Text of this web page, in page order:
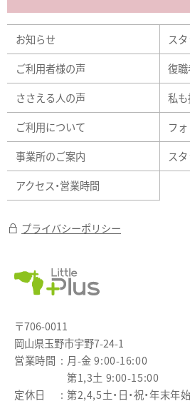
お知らせ
ス
ご利用者様の声
復
ささえる人の声
私
ご利用について
フ
事業所のご案内
ス
アクセス・営業時間
プライバシーポリシー
〒706-0011
岡山県玉野市宇野7-24-1
営業時間
月-金 9:00-16:00
第1,3土 9:00-15:00
定休日
第2,4,5土・日・祝・年末年始